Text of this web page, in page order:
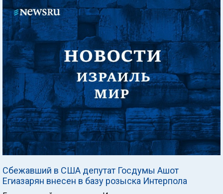
Сбежавший в США депутат Госдумы Ашот
Егиазарян внесен в базу розыска Интерпола